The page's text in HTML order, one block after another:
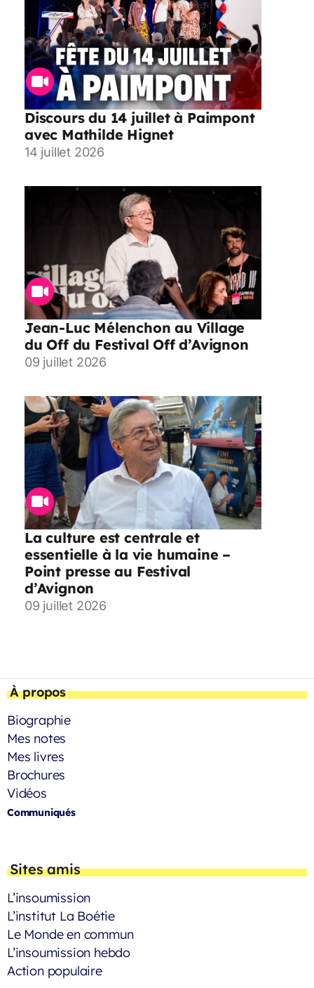
Discours du 14 juillet à Paimpont
avec Mathilde Hignet
14 juillet 2026
Jean-Luc Mélenchon au Village
du Off du Festival Off d’Avignon
09 juillet 2026
La culture est centrale et
essentielle à la vie humaine –
Point presse au Festival
d’Avignon
09 juillet 2026
À propos
Biographie
Mes notes
Mes livres
Brochures
Vidéos
Communiqués
Sites amis
L’insoumission
L’institut La Boétie
Le Monde en commun
L’insoumission hebdo
Action populaire